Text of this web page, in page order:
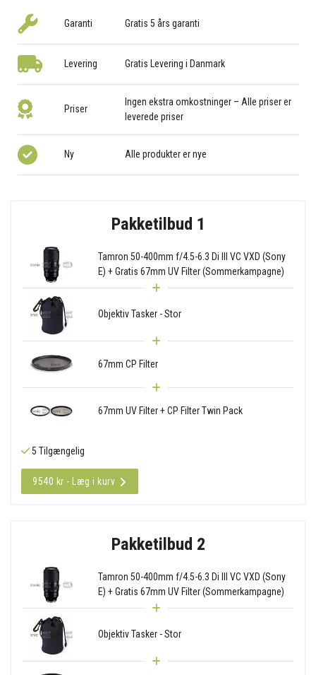
Garanti Gratis 5 års garanti
Levering Gratis Levering i Danmark
Priser
Ingen ekstra omkostninger – Alle priser er
leverede priser
Ny Alle produkter er nye
Pakketilbud 1
Tamron 50-400mm f/4.5-6.3 Di III VC VXD (Sony
E) + Gratis 67mm UV Filter (Sommerkampagne)
Objektiv Tasker - Stor
67mm CP Filter
67mm UV Filter + CP Filter Twin Pack
5 Tilgængelig
9540 kr - Læg i kurv
Pakketilbud 2
Tamron 50-400mm f/4.5-6.3 Di III VC VXD (Sony
E) + Gratis 67mm UV Filter (Sommerkampagne)
Objektiv Tasker - Stor